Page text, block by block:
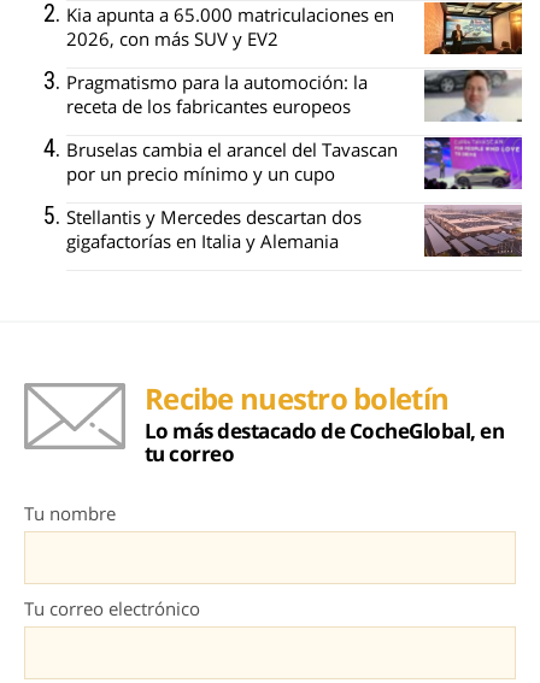
Kia apunta a 65.000 matriculaciones en
2026, con más SUV y EV2
Pragmatismo para la automoción: la
receta de los fabricantes europeos
Bruselas cambia el arancel del Tavascan
por un precio mínimo y un cupo
Stellantis y Mercedes descartan dos
gigafactorías en Italia y Alemania
Recibe nuestro boletín
Lo más destacado de CocheGlobal, en
tu correo
Tu nombre
Tu correo electrónico